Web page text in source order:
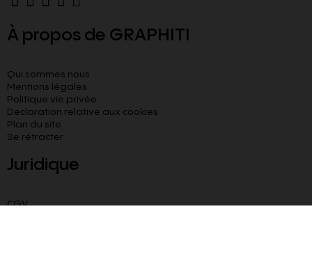
À propos de GRAPHITI
Qui sommes nous
Mentions légales
Politique vie privée
Declaration relative aux cookies​
Plan du site
Se rétracter
Juridique
CGV